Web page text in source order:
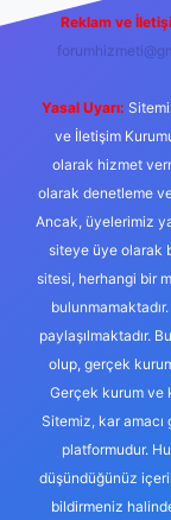
Reklam ve
Yasal Uyarı:
ve İletişim
olarak hizmet
olarak denetleme
Ancak, üyelerimiz
siteye üye olarak
sitesi, herhangi bir
paylaşılmaktadır.
olup, gerçek
Gerçek kurum ve
Sitemiz, kar
platformudur.
düşündüğünüz
bildirmeniz